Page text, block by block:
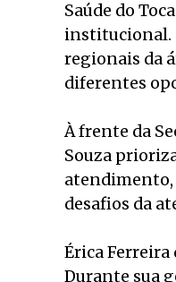
Saúde do
institucional.
regionais da
diferentes
À frente da
Souza
atendimento,
desafios da
Érica
Durante sua